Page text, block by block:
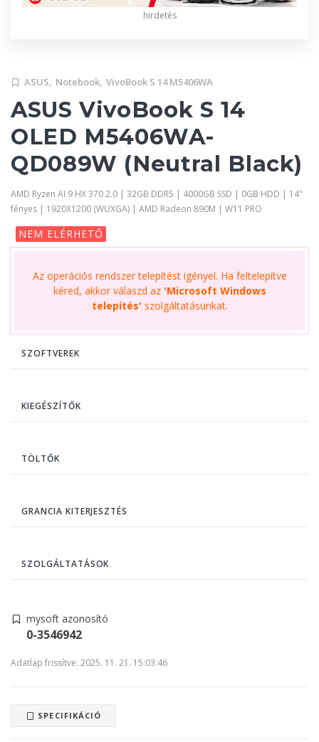
hirdetés
ASUS, Notebook, VivoBook S 14 M5406WA
ASUS VivoBook S 14
OLED M5406WA-
QD089W (Neutral Black)
AMD Ryzen AI 9 HX 370 2.0 | 32GB DDR5 | 4000GB SSD | 0GB HDD | 14"
fényes | 1920X1200 (WUXGA) | AMD Radeon 890M | W11 PRO
NEM ELÉRHETŐ
Az operációs rendszer telepítést igényel. Ha feltelepítve
kéred, akkor válaszd az 'Microsoft Windows
telepítés' szolgáltatásunkat.
SZOFTVEREK
KIEGÉSZÍTŐK
TÖLTŐK
GRANCIA KITERJESZTÉS
SZOLGÁLTATÁSOK
mysoft azonosító
0-3546942
Adatlap frissítve: 2025. 11. 21. 15:03:46
SPECIFIKÁCIÓ